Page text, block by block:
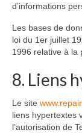
d’informations
Les bases de
loi du 1er juillet
1996 relative à la
8. Liens
Le site
liens hypertextes
l’autorisation de